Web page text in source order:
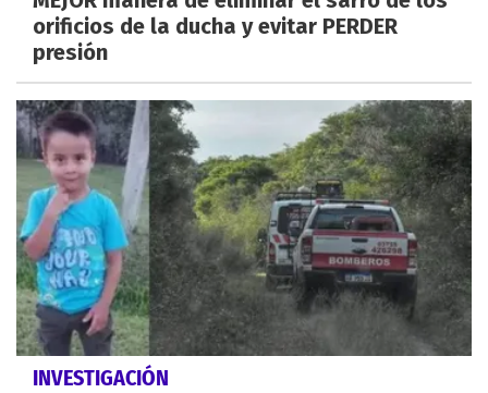
orificios de la ducha y evitar PERDER
presión
INVESTIGACIÓN